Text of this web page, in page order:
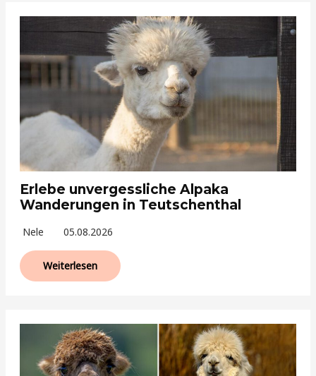
Erlebe unvergessliche Alpaka
Wanderungen in Teutschenthal
Nele 05.08.2026
Weiterlesen